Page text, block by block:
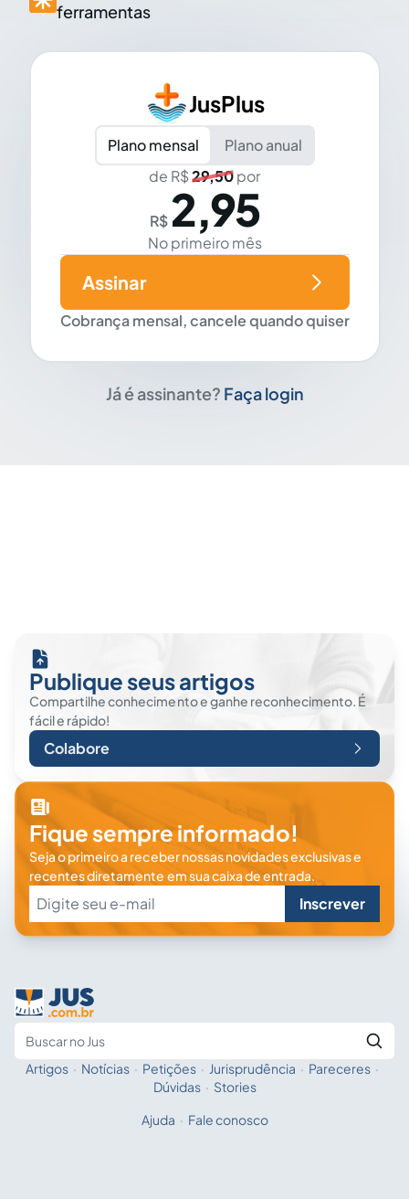
ferramentas
JusPlus
Plano mensal
Plano anual
de R$29,50por
R$ 2,95
No primeiro mês
Cobrança mensal, cancele quando quiser
Assinar
Já é assinante? Faça login
Publique seus artigos
Compartilhe conhecimento e ganhe reconhecimento. É
fácil e rápido!
Colabore
Fique sempre informado!
Seja o primeiro a receber nossas novidades exclusivas e
recentes diretamente em sua caixa de entrada.
Inscrever
Fale com a IA
Artigos · Notícias · Petições · Jurisprudência · Pareceres ·
Dúvidas · Stories
Ajuda · Fale conosco